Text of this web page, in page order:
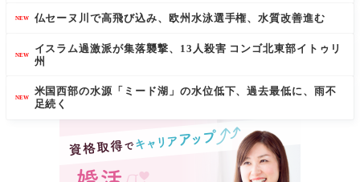
NEW 仏セーヌ川で高飛び込み、欧州水泳選手権、水質改善進む
NEW
イスラム過激派が集落襲撃、13人殺害 コンゴ北東部イトゥリ
州
NEW
米国西部の水源「ミード湖」の水位低下、過去最低に、雨不
足続く